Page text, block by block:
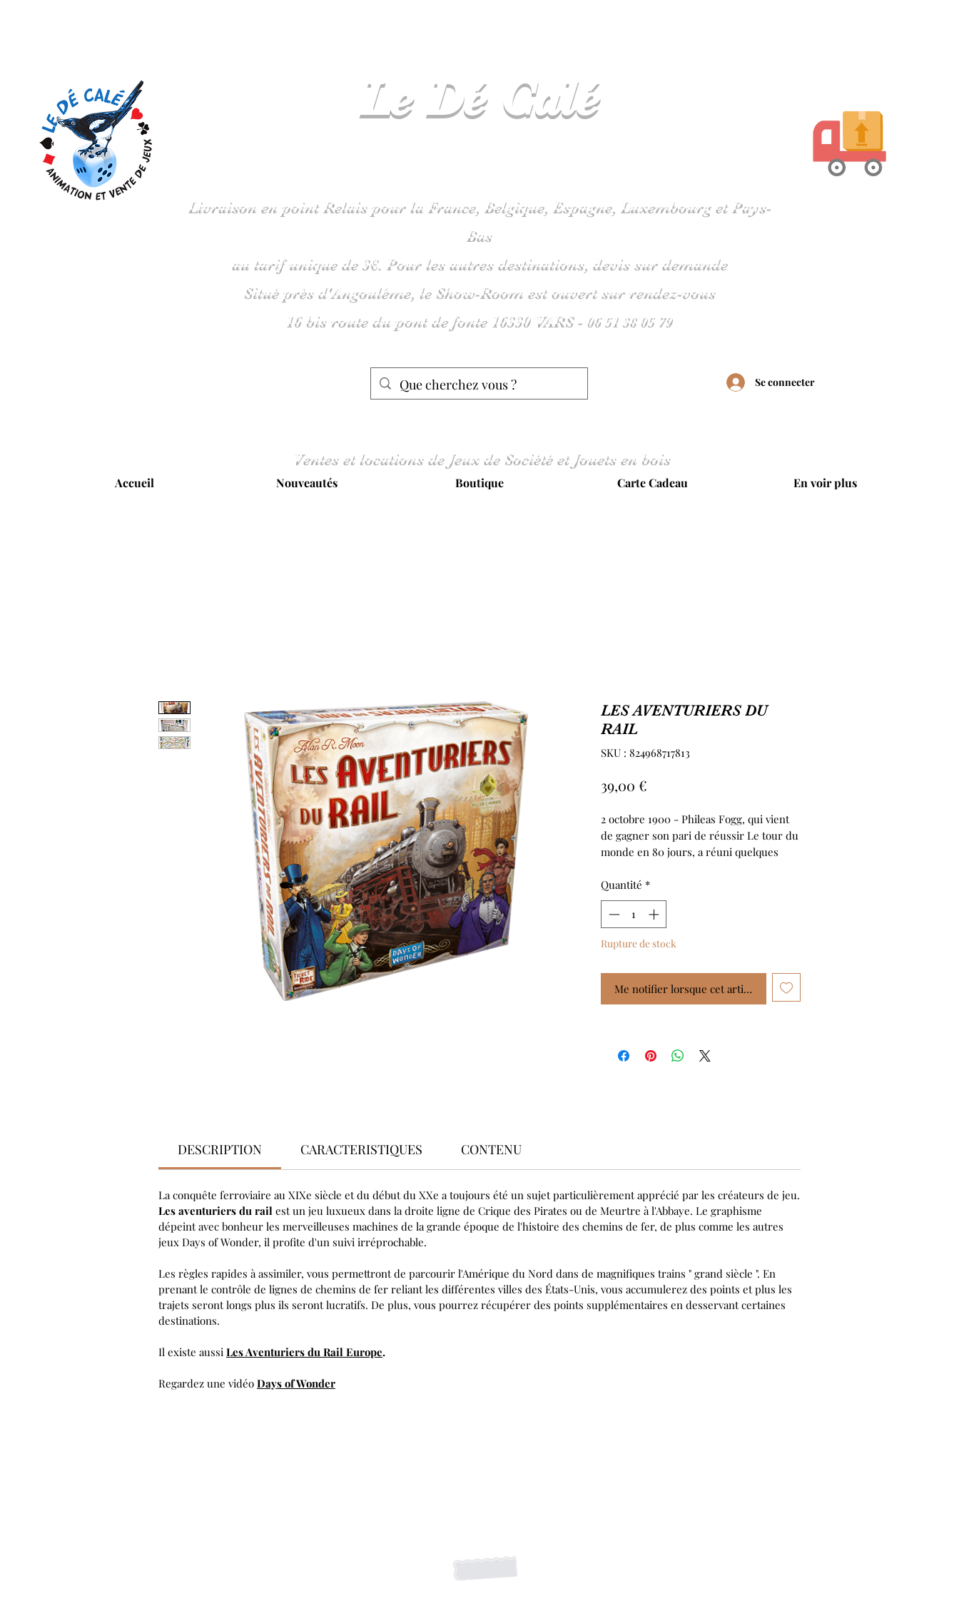
Le DéCalé
Livraison en point Relais pour la France, Belgique, Espagne, Luxembourg et Pays-
Bas
au tarif unique de 3€. Pour les autres destinations, devis sur demande
Situé près d'Angoulême, le Show-Room est ouvert sur rendez-vous
16 bis route du pont de fonte 16330 VARS - 0651 38 05 79
Se connecter
Ventes et locations de Jeux de Société et Jouets en bois
Accueil Nouveautés Boutique Carte Cadeau En voir plus
LES AVENTURIERS DU
RAIL
SKU : 824968717813
39,00 €
2 octobre 1900 - Phileas Fogg, qui vient
de gagner son pari de réussir Le tour du
monde en 80 jours, a réuni quelques
cherry dans un club Londonien cosy. Cet
équipage d'aventuriers en goguette, de
rentiers désabusés et autres aristocrates
défis passés. Au cours de la soirée, les
propose une nouvelle équipée de
l'impossible ! L'enjeu ? 1 million de
Quantité *
Rupture de stock
Me notifier lorsque cet article est disponible
DESCRIPTION CARACTERISTIQUES CONTENU
La conquête ferroviaire au XIXe siècle et du début du XXe a toujours été un sujet particulièrement apprécié par les créateurs de jeu.
Les aventuriers du rail est un jeu luxueux dans la droite ligne de Crique des Pirates ou de Meurtre à l'Abbaye. Le graphisme
dépeint avec bonheur les merveilleuses machines de la grande époque de l'histoire des chemins de fer, de plus comme les autres
jeux Days of Wonder, il profite d'un suivi irréprochable.
Les règles rapides à assimiler, vous permettront de parcourir l'Amérique du Nord dans de magnifiques trains " grand siècle ". En
prenant le contrôle de lignes de chemins de fer reliant les différentes villes des États-Unis, vous accumulerez des points et plus les
trajets seront longs plus ils seront lucratifs. De plus, vous pourrez récupérer des points supplémentaires en desservant certaines
destinations.
Il existe aussi Les Aventuriers du Rail Europe.
Regardez une vidéo Days of Wonder
S'abonner